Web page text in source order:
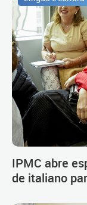
IPMC abre
de italiano